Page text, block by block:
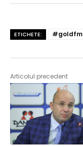
ETICHETE: #goldfm
Articolul precedent